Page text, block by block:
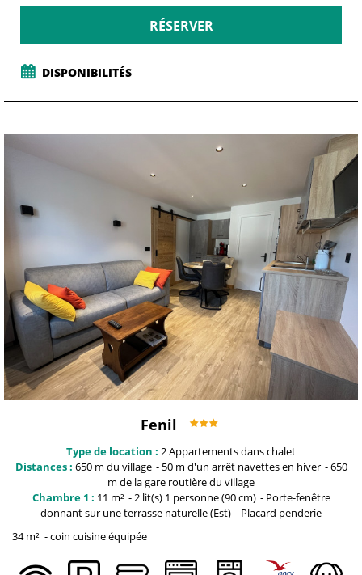
RÉSERVER
DISPONIBILITÉS
Fenil
Type de location : 2Appartements dans chalet
Distances : 650 m du village 50 m d'un arrêt navettes en hiver
650
m de la gare routière du village
Chambre 1 : 11 m² 2 lit(s) 1 personne (90 cm)
Porte-fenêtre
donnant sur une terrasse naturelle (Est)
Placard penderie
34 m² coin cuisine équipée